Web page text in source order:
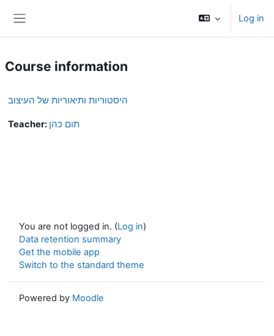
Log in
Course information
היסטוריות ותיאוריות של העיצוב
Teacher: תום כהן
You are not logged in. (Log in)
Data retention summary
Get the mobile app
Switch to the standard theme
Powered by Moodle